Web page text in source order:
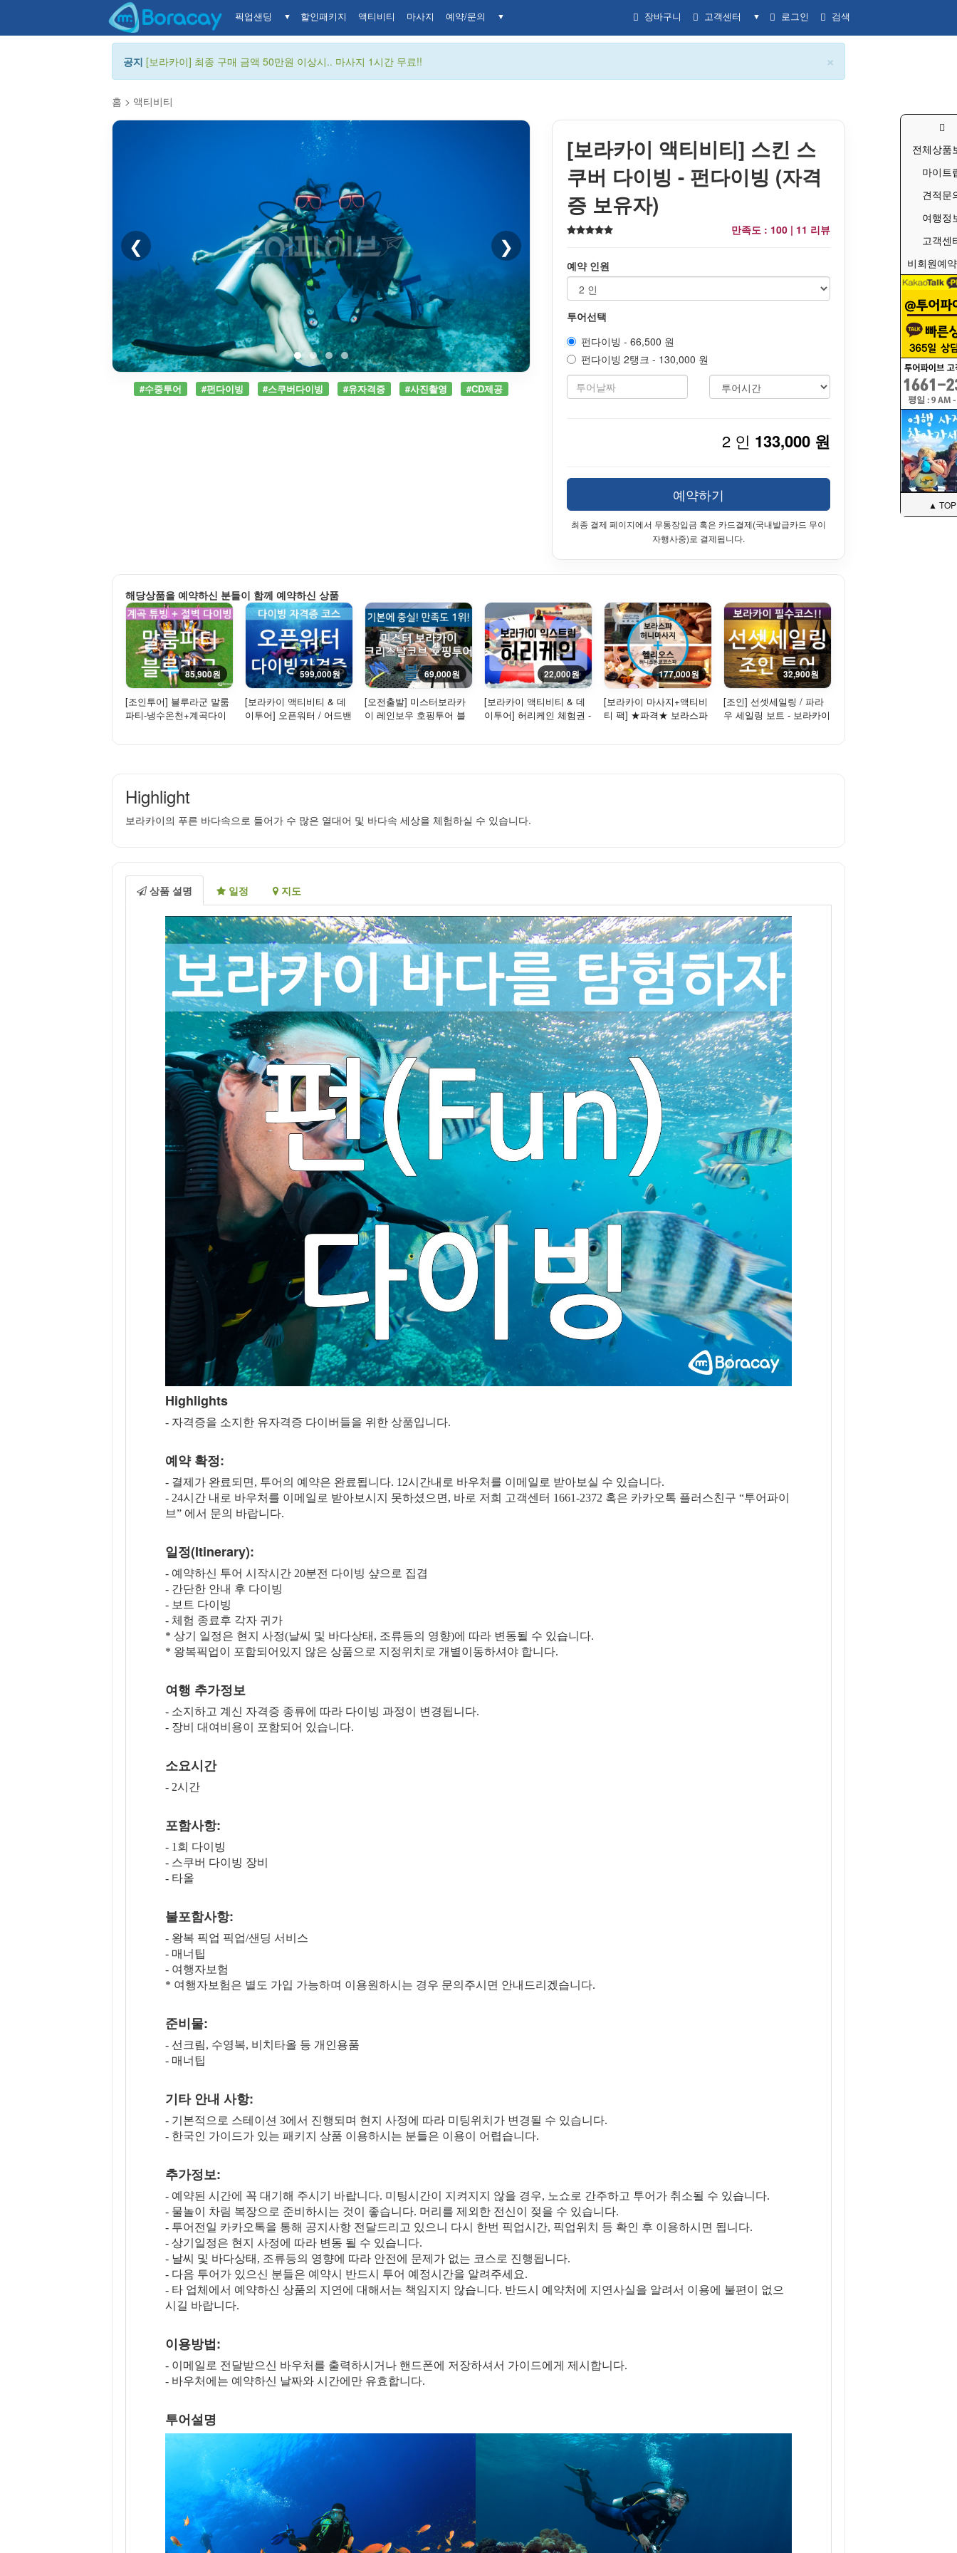
픽업샌딩 ▼ 할인패키지 액티비티 마사지 예약/문의 ▼ 장바구니 고객센터 ▼ 로그인 검색
×
공지 [보라카이] 최종 구매 금액 50만원 이상시.. 마사지 1시간 무료!!
홈 > 액티비티
❮ ❯
#수중투어 #펀다이빙 #스쿠버다이빙 #유자격증 #사진촬영 #CD제공
[보라카이 액티비티] 스킨 스
쿠버 다이빙 - 펀다이빙 (자격
증 보유자)
만족도 : 100 | 11 리뷰
예약 인원
투어선택
펀다이빙 - 66,500 원
펀다이빙 2탱크 - 130,000 원
2 인 133,000 원
예약하기
최종 결제 페이지에서 무통장입금 혹은 카드결제(국내발급카드 무이
자행사중)로 결제됩니다.
해당상품을 예약하신 분들이 함께 예약하신 상품
85,900원
[조인투어] 블루라군 말룸
파티-냉수온천+계곡다이
599,000원
[보라카이 액티비티 & 데
이투어] 오픈워터 / 어드밴
69,000원
[오전출발] 미스터보라카
이 레인보우 호핑투어 블
22,000원
[보라카이 액티비티 & 데
이투어] 허리케인 체험권 -
177,000원
[보라카이 마사지+액티비
티 팩] ★파격★ 보라스파
32,900원
[조인] 선셋세일링 / 파라
우 세일링 보트 - 보라카이
Highlight
보라카이의 푸른 바다속으로 들어가 수 많은 열대어 및 바다속 세상을 체험하실 수 있습니다.
상품 설명 일정 지도
Highlights
- 자격증을 소지한 유자격증 다이버들을 위한 상품입니다.
예약 확정:
- 결제가 완료되면, 투어의 예약은 완료됩니다. 12시간내로 바우처를 이메일로 받아보실 수 있습니다.
- 24시간 내로 바우처를 이메일로 받아보시지 못하셨으면, 바로 저희 고객센터 1661-2372 혹은 카카오톡 플러스친구 “투어파이
브” 에서 문의 바랍니다.
일정(Itinerary):
- 예약하신 투어 시작시간 20분전 다이빙 샾으로 집겹
- 간단한 안내 후 다이빙
- 보트 다이빙
- 체험 종료후 각자 귀가
* 상기 일정은 현지 사정(날씨 및 바다상태, 조류등의 영향)에 따라 변동될 수 있습니다.
* 왕복픽업이 포함되어있지 않은 상품으로 지정위치로 개별이동하셔야 합니다.
여행 추가정보
- 소지하고 계신 자격증 종류에 따라 다이빙 과정이 변경됩니다.
- 장비 대여비용이 포함되어 있습니다.
소요시간
- 2시간
포함사항:
- 1회 다이빙
- 스쿠버 다이빙 장비
- 타올
불포함사항:
- 왕복 픽업 픽업/샌딩 서비스
- 매너팁
- 여행자보험
* 여행자보험은 별도 가입 가능하며 이용원하시는 경우 문의주시면 안내드리겠습니다.
준비물:
- 선크림, 수영복, 비치타올 등 개인용품
- 매너팁
기타 안내 사항:
- 기본적으로 스테이션 3에서 진행되며 현지 사정에 따라 미팅위치가 변경될 수 있습니다.
- 한국인 가이드가 있는 패키지 상품 이용하시는 분들은 이용이 어렵습니다.
추가정보:
- 예약된 시간에 꼭 대기해 주시기 바랍니다. 미팅시간이 지켜지지 않을 경우, 노쇼로 간주하고 투어가 취소될 수 있습니다.
- 물놀이 차림 복장으로 준비하시는 것이 좋습니다. 머리를 제외한 전신이 젖을 수 있습니다.
- 투어전일 카카오톡을 통해 공지사항 전달드리고 있으니 다시 한번 픽업시간, 픽업위치 등 확인 후 이용하시면 됩니다.
- 상기일정은 현지 사정에 따라 변동 될 수 있습니다.
- 날씨 및 바다상태, 조류등의 영향에 따라 안전에 문제가 없는 코스로 진행됩니다.
- 다음 투어가 있으신 분들은 예약시 반드시 투어 예정시간을 알려주세요.
- 타 업체에서 예약하신 상품의 지연에 대해서는 책임지지 않습니다. 반드시 예약처에 지연사실을 알려서 이용에 불편이 없으
시길 바랍니다.
이용방법:
- 이메일로 전달받으신 바우처를 출력하시거나 핸드폰에 저장하셔서 가이드에게 제시합니다.
- 바우처에는 예약하신 날짜와 시간에만 유효합니다.
투어설명
전체상품
마이트
견적문
여행정
고객센
비회원예
▲ TOP